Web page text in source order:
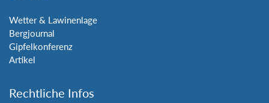
Wetter & Lawinenlage
Bergjournal
Gipfelkonferenz
Artikel
Rechtliche Infos